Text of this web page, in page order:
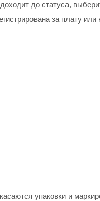
до статуса,
за плату или
упаковки и